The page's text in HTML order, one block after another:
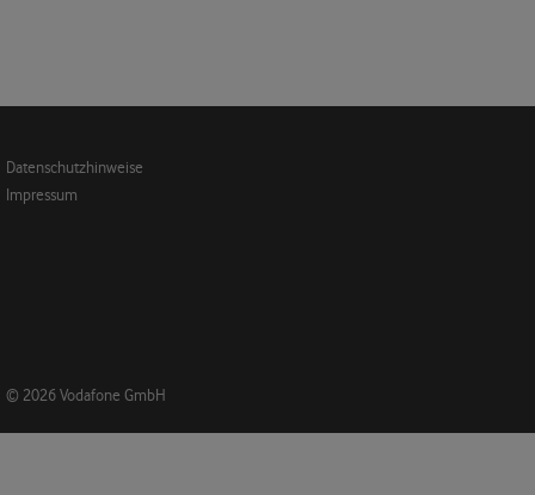
Datenschutzhinweise
Impressum
© 2026 Vodafone GmbH